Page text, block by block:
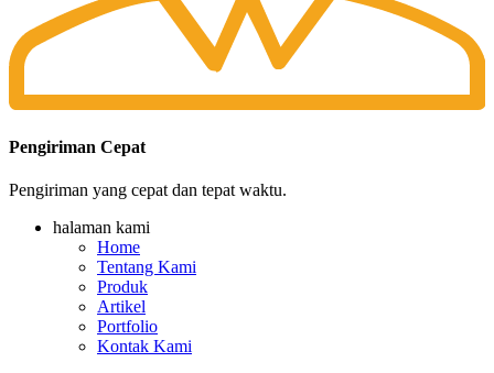
Pengiriman Cepat
Pengiriman yang cepat dan tepat waktu.
halaman kami
Home
Tentang Kami
Produk
Artikel
Portfolio
Kontak Kami